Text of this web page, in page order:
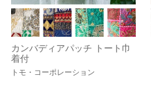
カンバディアパッチ トート巾
着付
トモ・コーポレーション